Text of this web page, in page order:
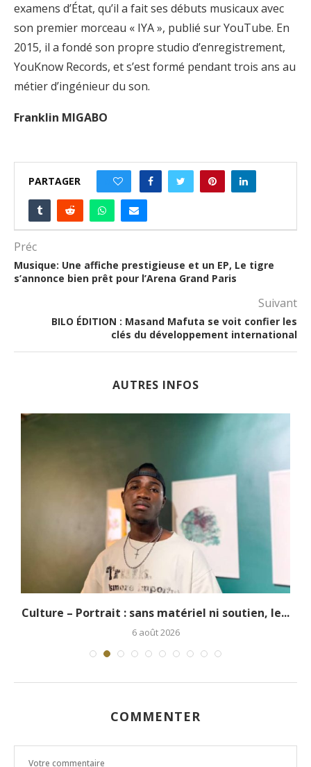
examens d’État, qu’il a fait ses débuts musicaux avec
son premier morceau « IYA », publié sur YouTube. En
2015, il a fondé son propre studio d’enregistrement,
YouKnow Records, et s’est formé pendant trois ans au
métier d’ingénieur du son.
Franklin MIGABO
PARTAGER
Préc
Musique: Une affiche prestigieuse et un EP, Le tigre
s’annonce bien prêt pour l’Arena Grand Paris
Suivant
BILO ÉDITION : Masand Mafuta se voit confier les
clés du développement international
AUTRES INFOS
Culture – Portrait : sans matériel ni soutien, le...
6 août 2026
COMMENTER